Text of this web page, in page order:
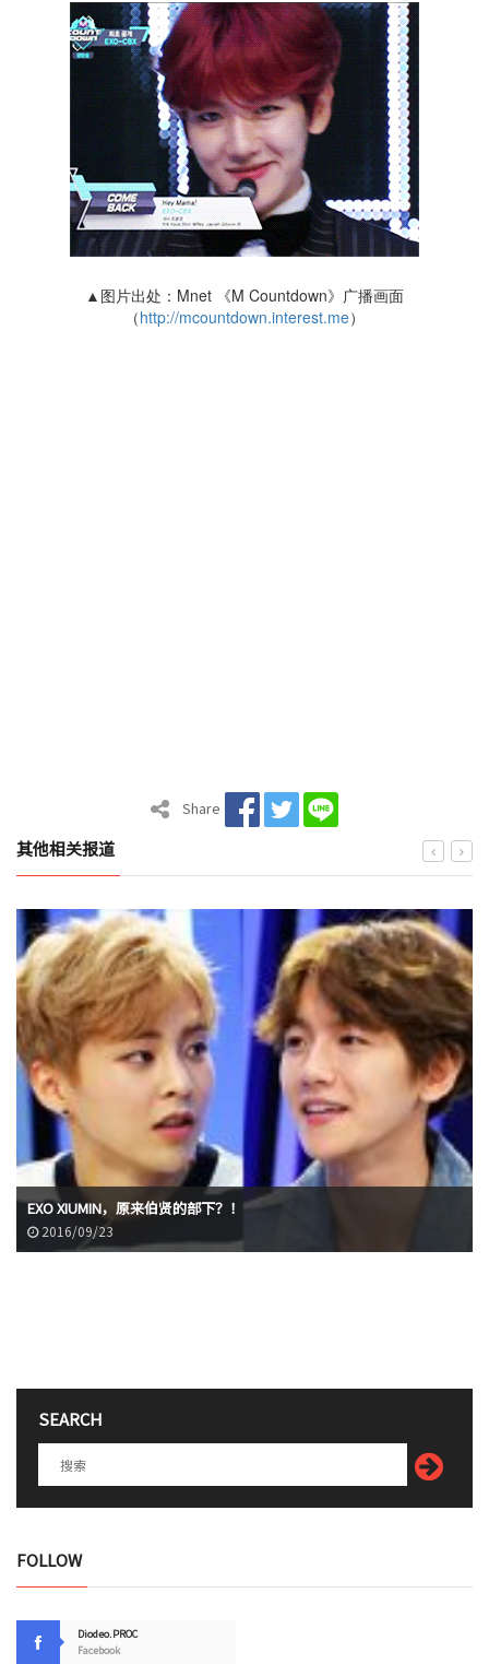
▲图片出处：Mnet 《M Countdown》广播画面
（http://mcountdown.interest.me）
Share
其他相关报道
EXO XIUMIN，原来伯贤的部下？！
2016/09/23
SEARCH
FOLLOW
Diodeo.PROC
Facebook